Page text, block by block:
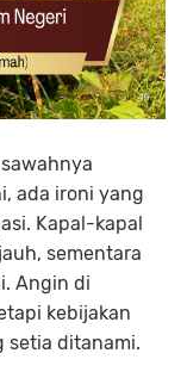
ada ironi yang
Kapal-kapal
sementara
Angin di
kebijakan
setia ditanami.